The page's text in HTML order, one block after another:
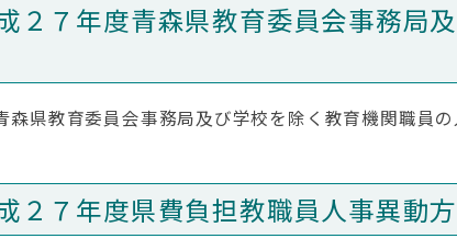
７年度青森県教育委員会事務局
森県教育委員会事務局及び学校を除く教育機関職員の
７年度県費負担教職員人事異動